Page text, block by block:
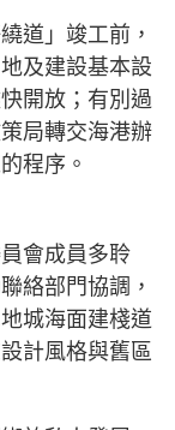
道」竣工前，
及建設基本設
開放；有別過
局轉交海港辦
程序。
會成員多聆
絡部門協調，
城海面建棧道
計風格與舊區